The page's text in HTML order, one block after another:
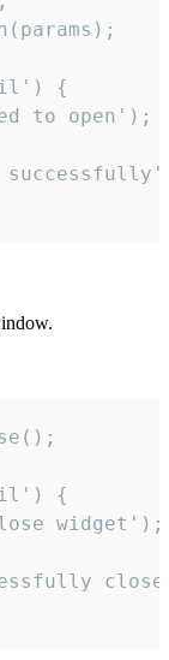
{
to open');
{
widget');